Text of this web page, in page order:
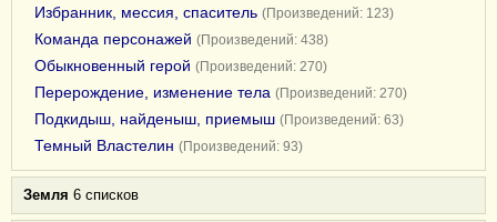
Избранник, мессия, спаситель (Произведений: 123)
Команда персонажей (Произведений: 438)
Обыкновенный герой (Произведений: 270)
Перерождение, изменение тела (Произведений: 270)
Подкидыш, найденыш, приемыш (Произведений: 63)
Темный Властелин (Произведений: 93)
Земля 6 списков